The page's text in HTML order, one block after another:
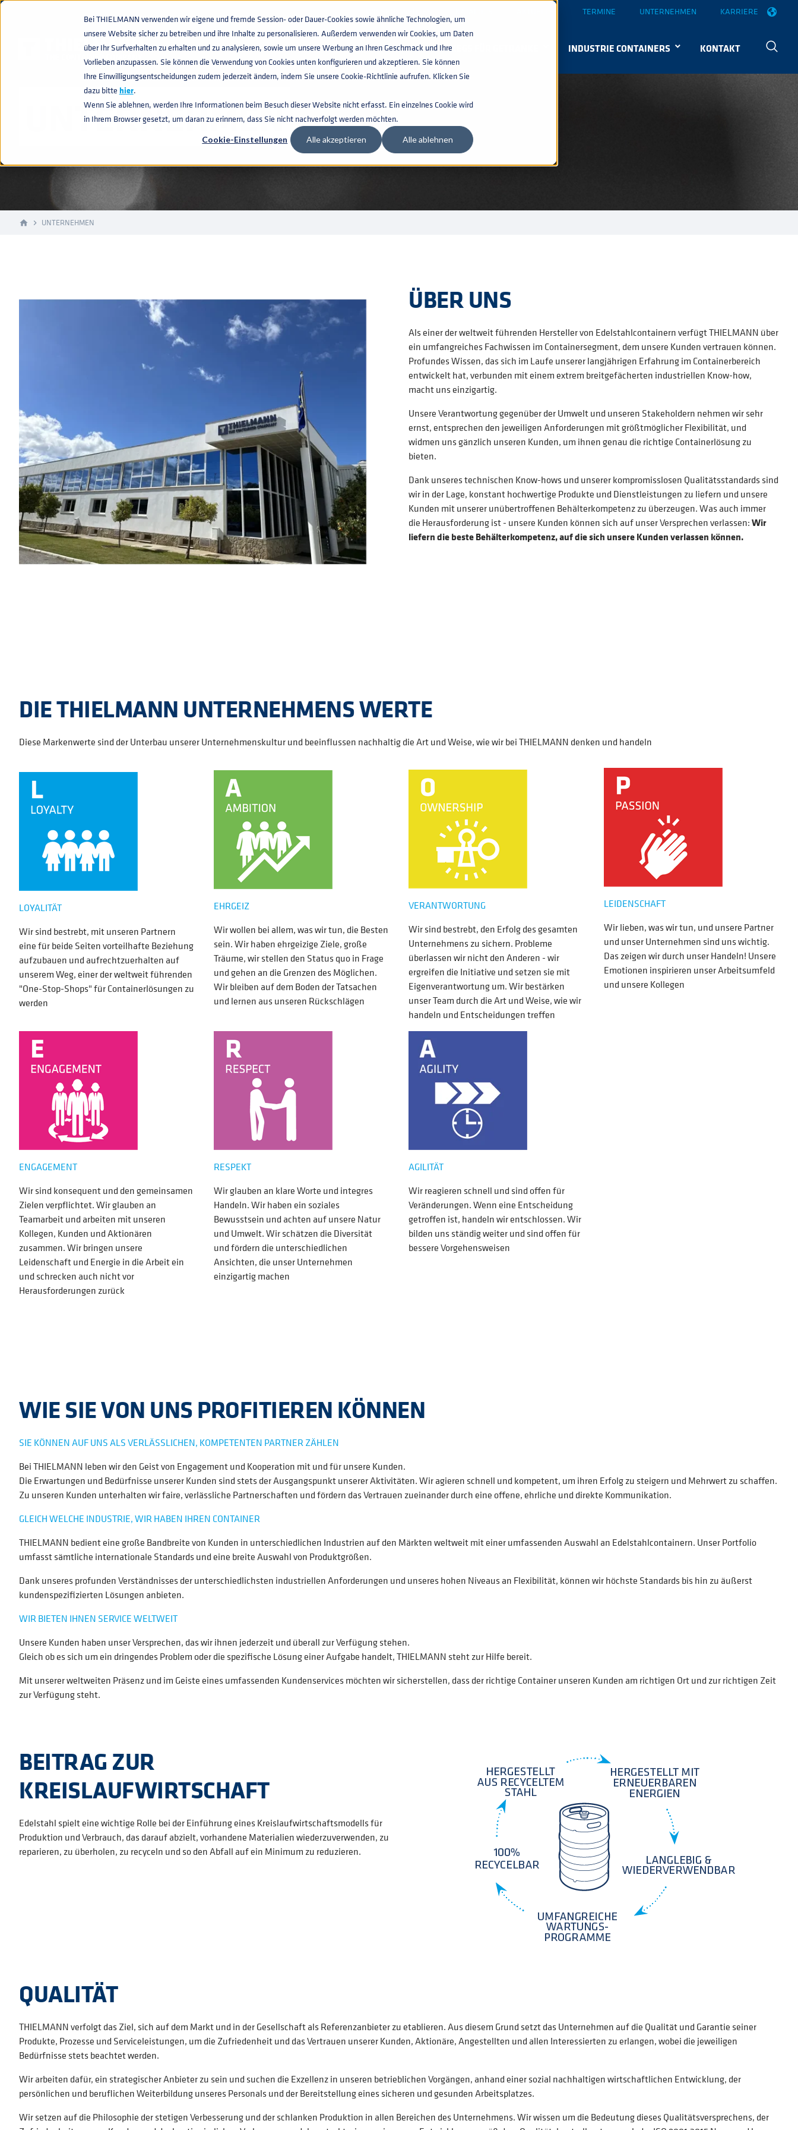
Bei THIELMANN verwenden wir eigene und fremde Session- oder Dauer-Cookies sowie ähnliche Technologien, um
unsere Website sicher zu betreiben und ihre Inhalte zu personalisieren. Außerdem verwenden wir Cookies, um Daten
über Ihr Surfverhalten zu erhalten und zu analysieren, sowie um unsere Werbung an Ihren Geschmack und Ihre
Vorlieben anzupassen. Sie können die Verwendung von Cookies unten konfigurieren und akzeptieren. Sie können
Ihre Einwilligungsentscheidungen zudem jederzeit ändern, indem Sie unsere Cookie-Richtlinie aufrufen. Klicken Sie
dazu bitte hier.
Wenn Sie ablehnen, werden Ihre Informationen beim Besuch dieser Website nicht erfasst. Ein einzelnes Cookie wird
in Ihrem Browser gesetzt, um daran zu erinnern, dass Sie nicht nachverfolgt werden möchten.
Cookie-Einstellungen Alle akzeptieren Alle ablehnen
TERMINE UNTERNEHMEN KARRIERE
KEGS FÜR GETRANKE INDUSTRIE CONTAINERS KONTAKT
UNTERNEHMEN
home navigate_next UNTERNEHMEN
ÜBER UNS
Als einer der weltweit führenden Hersteller von Edelstahlcontainern verfügt THIELMANN über
ein umfangreiches Fachwissen im Containersegment, dem unsere Kunden vertrauen können.
Profundes Wissen, das sich im Laufe unserer langjährigen Erfahrung im Containerbereich
entwickelt hat, verbunden mit einem extrem breitgefächerten industriellen Know-how,
macht uns einzigartig.
Unsere Verantwortung gegenüber der Umwelt und unseren Stakeholdern nehmen wir sehr
ernst, entsprechen den jeweiligen Anforderungen mit größtmöglicher Flexibilität, und
widmen uns gänzlich unseren Kunden, um ihnen genau die richtige Containerlösung zu
bieten.
Dank unseres technischen Know-hows und unserer kompromisslosen Qualitätsstandards sind
wir in der Lage, konstant hochwertige Produkte und Dienstleistungen zu liefern und unsere
Kunden mit unserer unübertroffenen Behälterkompetenz zu überzeugen. Was auch immer
die Herausforderung ist - unsere Kunden können sich auf unser Versprechen verlassen:Wir
liefern die beste Behälterkompetenz, auf die sich unsere Kunden verlassen können.
DIE THIELMANN UNTERNEHMENS WERTE
Diese Markenwerte sind der Unterbau unserer Unternehmenskultur und beeinflussen nachhaltig die Art und Weise, wie wir bei THIELMANN denken und handeln
LOYALITÄT
Wir sind bestrebt, mit unseren Partnern
eine für beide Seiten vorteilhafte Beziehung
aufzubauen und aufrechtzuerhalten auf
unserem Weg, einer der weltweit führenden
"One-Stop-Shops" für Containerlösungen zu
werden
EHRGEIZ
Wir wollen bei allem, was wir tun, die Besten
sein. Wir haben ehrgeizige Ziele, große
Träume, wir stellen den Status quo in Frage
und gehen an die Grenzen des Möglichen.
Wir bleiben auf dem Boden der Tatsachen
und lernen aus unseren Rückschlägen
VERANTWORTUNG
Wir sind bestrebt, den Erfolg des gesamten
Unternehmens zu sichern. Probleme
überlassen wir nicht den Anderen - wir
ergreifen die Initiative und setzen sie mit
Eigenverantwortung um. Wir bestärken
unser Team durch die Art und Weise, wie wir
handeln und Entscheidungen treffen
LEIDENSCHAFT
Wir lieben, was wir tun, und unsere Partner
und unser Unternehmen sind uns wichtig.
Das zeigen wir durch unser Handeln! Unsere
Emotionen inspirieren unser Arbeitsumfeld
und unsere Kollegen
ENGAGEMENT
Wir sind konsequent und den gemeinsamen
Zielen verpflichtet. Wir glauben an
Teamarbeit und arbeiten mit unseren
Kollegen, Kunden und Aktionären
zusammen. Wir bringen unsere
Leidenschaft und Energie in die Arbeit ein
und schrecken auch nicht vor
Herausforderungen zurück
RESPEKT
Wir glauben an klare Worte und integres
Handeln. Wir haben ein soziales
Bewusstsein und achten auf unsere Natur
und Umwelt. Wir schätzen die Diversität
und fördern die unterschiedlichen
Ansichten, die unser Unternehmen
einzigartig machen
AGILITÄT
Wir reagieren schnell und sind offen für
Veränderungen. Wenn eine Entscheidung
getroffen ist, handeln wir entschlossen. Wir
bilden uns ständig weiter und sind offen für
bessere Vorgehensweisen
WIE SIE VON UNS PROFITIEREN KÖNNEN
SIE KÖNNEN AUF UNS ALS VERLÄSSLICHEN, KOMPETENTEN PARTNER ZÄHLEN
Bei THIELMANN leben wir den Geist von Engagement und Kooperation mit und für unsere Kunden.
Die Erwartungen und Bedürfnisse unserer Kunden sind stets der Ausgangspunkt unserer Aktivitäten. Wir agieren schnell und kompetent, um ihren Erfolg zu steigern und Mehrwert zu schaffen.
Zu unseren Kunden unterhalten wir faire, verlässliche Partnerschaften und fördern das Vertrauen zueinander durch eine offene, ehrliche und direkte Kommunikation.
GLEICH WELCHE INDUSTRIE, WIR HABEN IHREN CONTAINER
THIELMANN bedient eine große Bandbreite von Kunden in unterschiedlichen Industrien auf den Märkten weltweit mit einer umfassenden Auswahl an Edelstahlcontainern. Unser Portfolio
umfasst sämtliche internationale Standards und eine breite Auswahl von Produktgrößen.
Dank unseres profunden Verständnisses der unterschiedlichsten industriellen Anforderungen und unseres hohen Niveaus an Flexibilität, können wir höchste Standards bis hin zu äußerst
kundenspezifizierten Lösungen anbieten.
WIR BIETEN IHNEN SERVICE WELTWEIT
Unsere Kunden haben unser Versprechen, das wir ihnen jederzeit und überall zur Verfügung stehen.
Gleich ob es sich um ein dringendes Problem oder die spezifische Lösung einer Aufgabe handelt, THIELMANN steht zur Hilfe bereit.
Mit unserer weltweiten Präsenz und im Geiste eines umfassenden Kundenservices möchten wir sicherstellen, dass der richtige Container unseren Kunden am richtigen Ort und zur richtigen Zeit
zur Verfügung steht.
BEITRAG ZUR
KREISLAUFWIRTSCHAFT
Edelstahl spielt eine wichtige Rolle bei der Einführung eines Kreislaufwirtschaftsmodells für
Produktion und Verbrauch, das darauf abzielt, vorhandene Materialien wiederzuverwenden, zu
reparieren, zu überholen, zu recyceln und so den Abfall auf ein Minimum zu reduzieren.
QUALITÄT
THIELMANN verfolgt das Ziel, sich auf dem Markt und in der Gesellschaft als Referenzanbieter zu etablieren. Aus diesem Grund setzt das Unternehmen auf die Qualität und Garantie seiner
Produkte, Prozesse und Serviceleistungen, um die Zufriedenheit und das Vertrauen unserer Kunden, Aktionäre, Angestellten und allen Interessierten zu erlangen, wobei die jeweiligen
Bedürfnisse stets beachtet werden.
Wir arbeiten dafür, ein strategischer Anbieter zu sein und suchen die Exzellenz in unseren betrieblichen Vorgängen, anhand einer sozial nachhaltigen wirtschaftlichen Entwicklung, der
persönlichen und beruflichen Weiterbildung unseres Personals und der Bereitstellung eines sicheren und gesunden Arbeitsplatzes.
Wir setzen auf die Philosophie der stetigen Verbesserung und der schlanken Produktion in allen Bereichen des Unternehmens. Wir wissen um die Bedeutung dieses Qualitätsversprechens, der